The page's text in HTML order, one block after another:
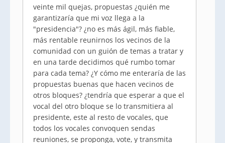
veinte mil quejas, propuestas ¿quién me
garantizaría que mi voz llega a la
"presidencia"? ¿no es más ágil, más fiable,
más rentable reunirnos los vecinos de la
comunidad con un guión de temas a tratar y
en una tarde decidimos qué rumbo tomar
para cada tema? ¿Y cómo me enteraría de las
propuestas buenas que hacen vecinos de
otros bloques? ¿tendría que esperar a que el
vocal del otro bloque se lo transmitiera al
presidente, este al resto de vocales, que
todos los vocales convoquen sendas
reuniones, se proponga, vote, y transmita